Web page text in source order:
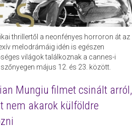
thrillertől a neonfényes horroron át az
melodrámáig idén is egészen
világok találkoznak a cannes-i
május 12. és 23. között.
Mungiu filmet csinált arról,
nem akarok külföldre